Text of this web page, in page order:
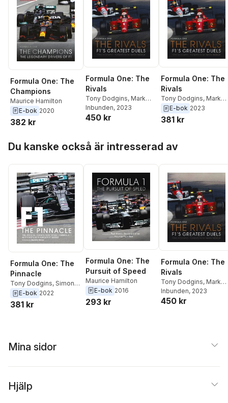
Formula One: The
Champions
Maurice Hamilton
E-bok 2020
382 kr
Formula One: The
Rivals
Tony Dodgins, Mark
Webber
Inbunden, 2023
450 kr
Formula One: The
Rivals
Tony Dodgins, Mark
Webber
E-bok 2023
381 kr
Du kanske också är intresserad av
Formula One: The
Pinnacle
Tony Dodgins, Simon
Arron,Guenther Steiner
E-bok 2022
381 kr
Formula One: The
Pursuit of Speed
Maurice Hamilton
E-bok 2016
293 kr
Formula One: The
Rivals
Tony Dodgins, Mark
Webber
Inbunden, 2023
450 kr
Mina sidor
Hjälp